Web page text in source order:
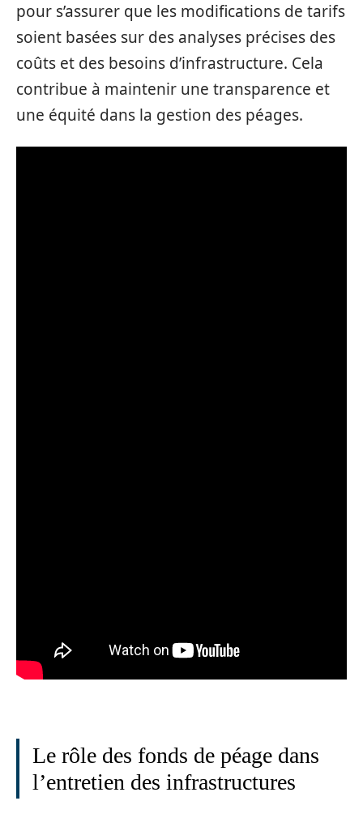
pour s’assurer que les modifications de tarifs
soient basées sur des analyses précises des
coûts et des besoins d’infrastructure. Cela
contribue à maintenir une transparence et
une équité dans la gestion des péages.
Le rôle des fonds de péage dans
l’entretien des infrastructures